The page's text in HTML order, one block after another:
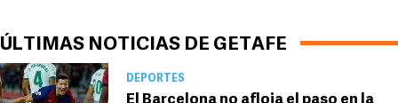
ÚLTIMAS NOTICIAS DE GETAFE
DEPORTES
El Barcelona no afloja el paso en la